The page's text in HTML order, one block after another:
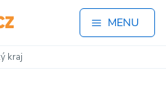
MENU
kraj